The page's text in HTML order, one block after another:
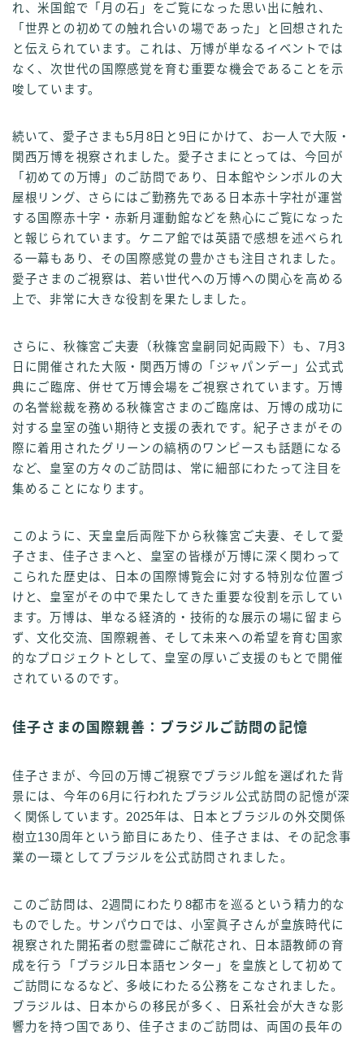
れ、米国館で「月の石」をご覧になった思い出に触れ、
「世界との初めての触れ合いの場であった」と回想された
と伝えられています。これは、万博が単なるイベントでは
なく、次世代の国際感覚を育む重要な機会であることを示
唆しています。
続いて、愛子さまも5月8日と9日にかけて、お一人で大阪・
関西万博を視察されました。愛子さまにとっては、今回が
「初めての万博」のご訪問であり、日本館やシンボルの大
屋根リング、さらにはご勤務先である日本赤十字社が運営
する国際赤十字・赤新月運動館などを熱心にご覧になった
と報じられています。ケニア館では英語で感想を述べられ
る一幕もあり、その国際感覚の豊かさも注目されました。
愛子さまのご視察は、若い世代への万博への関心を高める
上で、非常に大きな役割を果たしました。
さらに、秋篠宮ご夫妻（秋篠宮皇嗣同妃両殿下）も、7月3
日に開催された大阪・関西万博の「ジャパンデー」公式式
典にご臨席、併せて万博会場をご視察されています。万博
の名誉総裁を務める秋篠宮さまのご臨席は、万博の成功に
対する皇室の強い期待と支援の表れです。紀子さまがその
際に着用されたグリーンの縞柄のワンピースも話題になる
など、皇室の方々のご訪問は、常に細部にわたって注目を
集めることになります。
このように、天皇皇后両陛下から秋篠宮ご夫妻、そして愛
子さま、佳子さまへと、皇室の皆様が万博に深く関わって
こられた歴史は、日本の国際博覧会に対する特別な位置づ
けと、皇室がその中で果たしてきた重要な役割を示してい
ます。万博は、単なる経済的・技術的な展示の場に留まら
ず、文化交流、国際親善、そして未来への希望を育む国家
的なプロジェクトとして、皇室の厚いご支援のもとで開催
されているのです。
佳子さまの国際親善：ブラジルご訪問の記憶
佳子さまが、今回の万博ご視察でブラジル館を選ばれた背
景には、今年の6月に行われたブラジル公式訪問の記憶が深
く関係しています。2025年は、日本とブラジルの外交関係
樹立130周年という節目にあたり、佳子さまは、その記念事
業の一環としてブラジルを公式訪問されました。
このご訪問は、2週間にわたり8都市を巡るという精力的な
ものでした。サンパウロでは、小室眞子さんが皇族時代に
視察された開拓者の慰霊碑にご献花され、日本語教師の育
成を行う「ブラジル日本語センター」を皇族として初めて
ご訪問になるなど、多岐にわたる公務をこなされました。
ブラジルは、日本からの移民が多く、日系社会が大きな影
響力を持つ国であり、佳子さまのご訪問は、両国の長年の